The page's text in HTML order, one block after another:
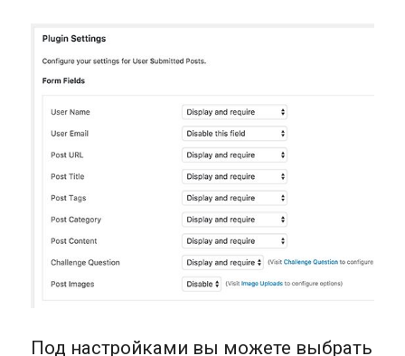
Под настройками вы можете выбрать